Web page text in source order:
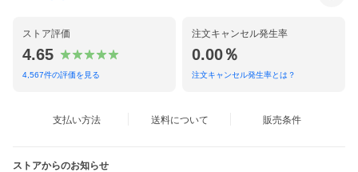
ストア評価
4.65
4,567件の評価を見る
注文キャンセル発生率
0.00％
注文キャンセル発生率とは？
支払い方法 送料について 販売条件
ストアからのお知らせ